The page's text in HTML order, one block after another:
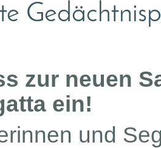
zur neuen
ein!
und